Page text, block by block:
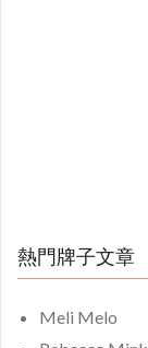
熱門牌子文章
Meli Melo